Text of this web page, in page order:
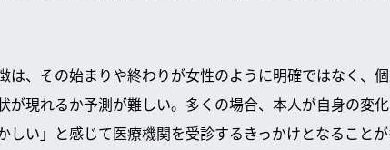
は、その始まりや終わりが女性のように明確ではなく、
が現れるか予測が難しい。多くの場合、本人が自身の変
しい」と感じて医療機関を受診するきっかけとなること